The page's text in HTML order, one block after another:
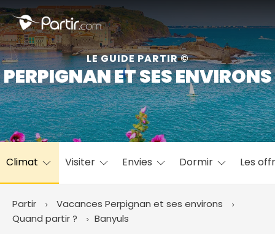
LE GUIDE PARTIR ©
PERPIGNAN ET SES ENVIRONS
Climat Visiter Envies Dormir Les
Partir
Vacances Perpignan et ses environs
Quand partir ?
Banyuls
📍 Destinations populaires
☀️ Où partir par mois
Janvier
Juillet
Août Septembre
Octobre
Novembre
Décembre